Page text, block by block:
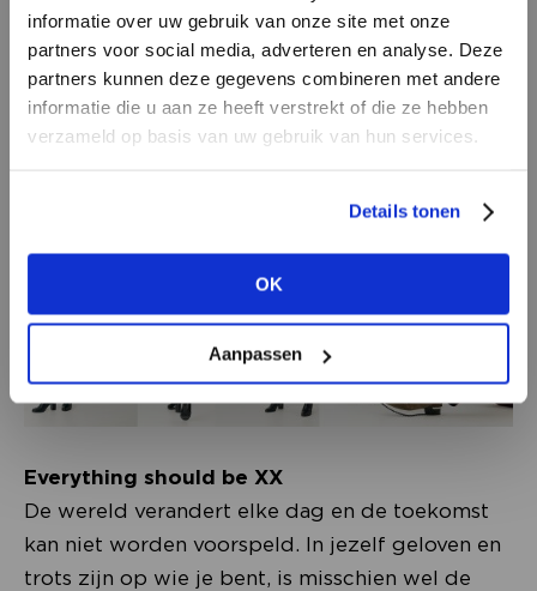
informatie over uw gebruik van onze site met onze
partners voor social media, adverteren en analyse. Deze
partners kunnen deze gegevens combineren met andere
informatie die u aan ze heeft verstrekt of die ze hebben
verzameld op basis van uw gebruik van hun services.
Details tonen
OK
Aanpassen
HEB JE NOG GEEN
ACCOUNT?
aan of bekijk de andere mogelijkheden.
BEKIJK ALLE OPTIES
"De Straten van Amsterdam" en "Het
Rijksmuseum". Vier typisch Amsterdamse
locaties die de inspiratie vormden voor de
Everything should be XX
De wereld verandert elke dag en de toekomst
kan niet worden voorspeld. In jezelf geloven en
trots zijn op wie je bent, is misschien wel de